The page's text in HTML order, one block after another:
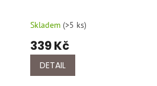
|
Skladem (>5 ks)
339 Kč
DETAIL